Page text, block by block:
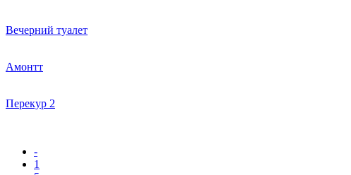
Вечерний туалет
Амонтт
Перекур 2
-
1